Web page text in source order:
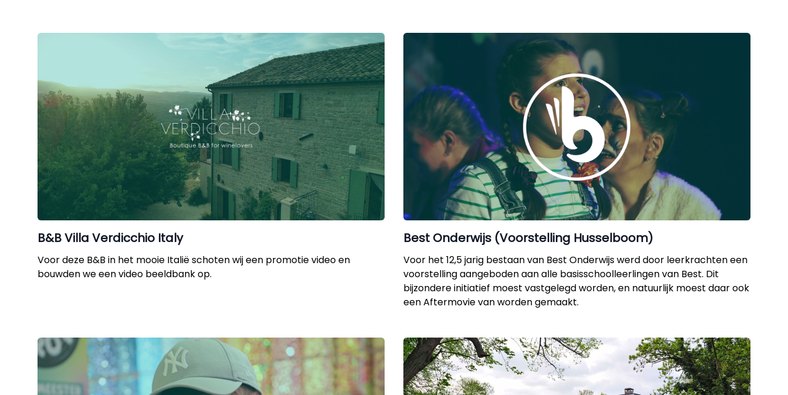
B&B Villa Verdicchio Italy
Voor deze B&B in het mooie Italië schoten wij een promotie video en
bouwden we een video beeldbank op.
Best Onderwijs (Voorstelling Husselboom)
Voor het 12,5 jarig bestaan van Best Onderwijs werd door leerkrachten een
voorstelling aangeboden aan alle basisschoolleerlingen van Best. Dit
bijzondere initiatief moest vastgelegd worden, en natuurlijk moest daar ook
een Aftermovie van worden gemaakt.